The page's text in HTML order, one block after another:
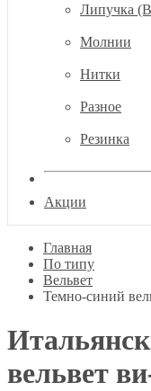
Липучка
Молнии
Нитки
Разное
Резинка
Акции
Главная
По типу
Вельвет
Темно-синий
вельвет